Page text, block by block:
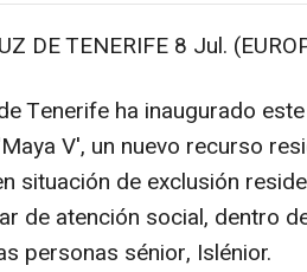
DE TENERIFE 8 Jul.
Tenerife ha inaugurado
V', un nuevo recurso
situación de exclusión
de atención social, dentro
personas sénior, Islénior.